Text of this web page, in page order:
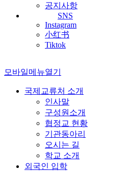
공지사항
SNS
Instagram
小红书
Tiktok
모바일메뉴열기
국제교류처 소개
인사말
구성원소개
협정교 현황
기관동아리
오시는 길
학교 소개
외국인 입학